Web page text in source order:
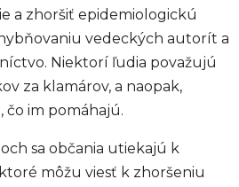
a zhoršiť epidemiologickú
vedeckých autorít a
Niektorí ľudia považujú
za klamárov, a naopak,
čo im pomáhajú.
sa občania utiekajú k
môžu viesť k zhoršeniu